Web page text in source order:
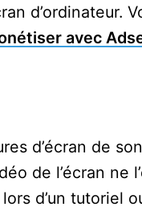
d’ordinateur.
avec
d’écran de
de l’écran ne
d’un tutoriel